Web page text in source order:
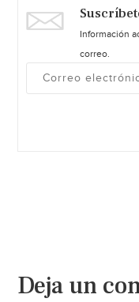
Información
correo.
Deja un